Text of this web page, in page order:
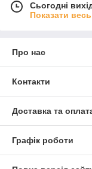
Сьогодні
Показати
Про нас
Контакти
Доставка та
Графік роботи